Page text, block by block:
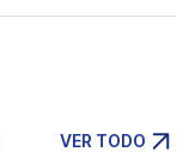
VER TODO